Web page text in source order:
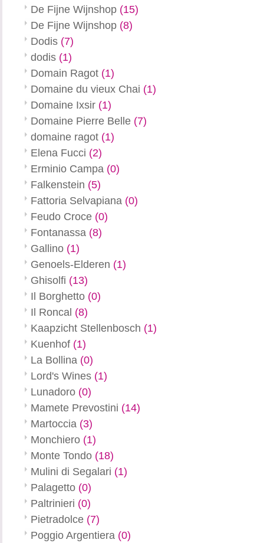
De Fijne Wijnshop (15)
De Fijne Wijnshop (8)
Dodis (7)
dodis (1)
Domain Ragot (1)
Domaine du vieux Chai (1)
Domaine Ixsir (1)
Domaine Pierre Belle (7)
domaine ragot (1)
Elena Fucci (2)
Erminio Campa (0)
Falkenstein (5)
Fattoria Selvapiana (0)
Feudo Croce (0)
Fontanassa (8)
Gallino (1)
Genoels-Elderen (1)
Ghisolfi (13)
Il Borghetto (0)
Il Roncal (8)
Kaapzicht Stellenbosch (1)
Kuenhof (1)
La Bollina (0)
Lord's Wines (1)
Lunadoro (0)
Mamete Prevostini (14)
Martoccia (3)
Monchiero (1)
Monte Tondo (18)
Mulini di Segalari (1)
Palagetto (0)
Paltrinieri (0)
Pietradolce (7)
Poggio Argentiera (0)